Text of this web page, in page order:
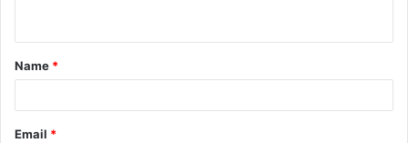
t
*
Name *
Email *